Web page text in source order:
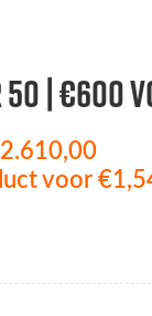
| €600
2.610,00
voor €